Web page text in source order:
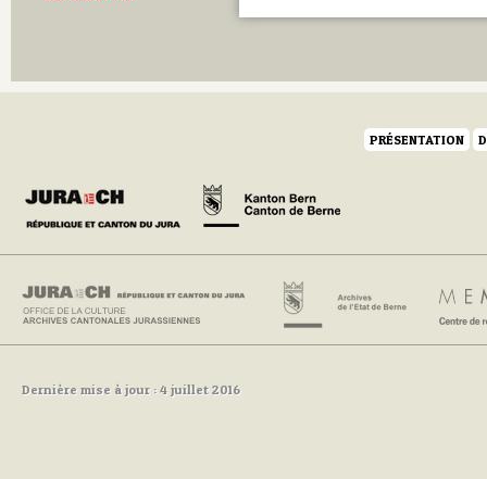
PRÉSENTATION
Dernière mise à jour : 4 juillet 2016